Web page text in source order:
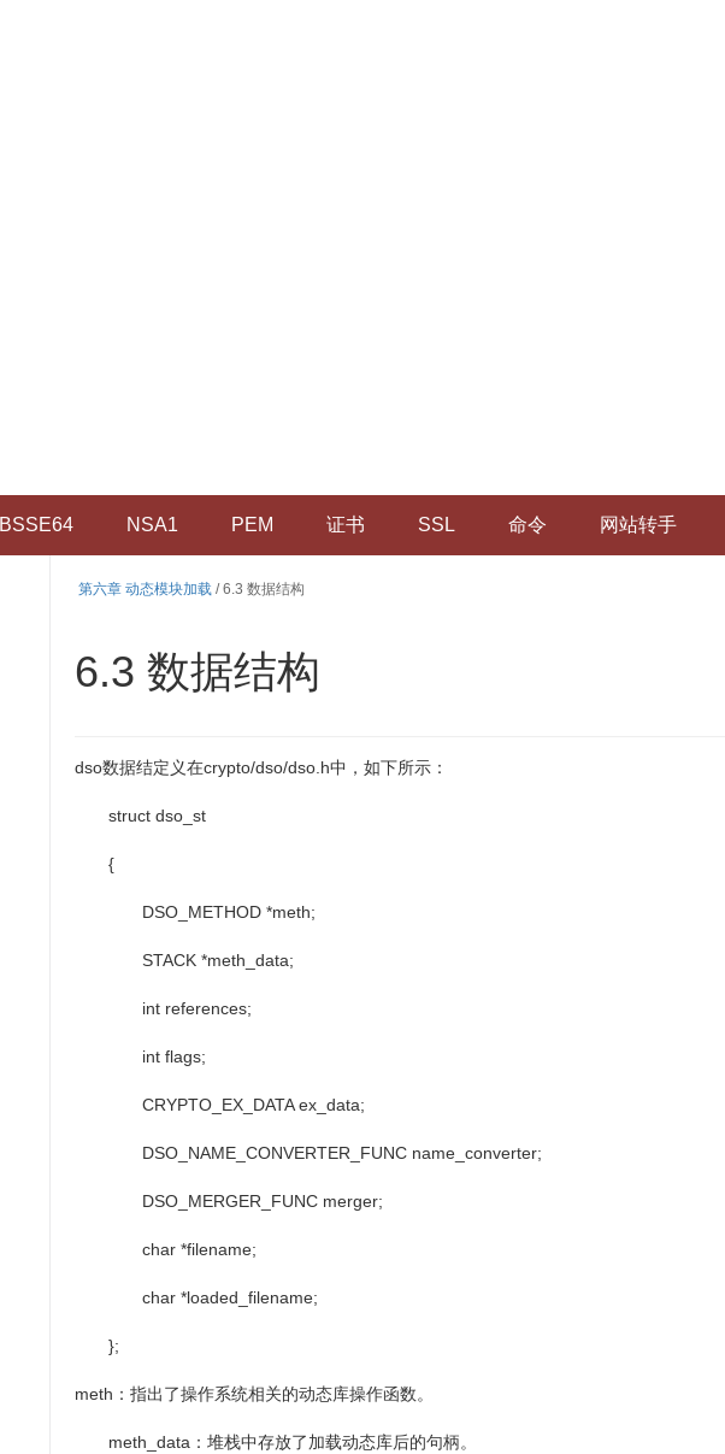
BSSE64 NSA1 PEM 证书 SSL 命令 网站转手
第六章 动态模块加载 / 6.3 数据结构
6.3 数据结构
dso数据结定义在crypto/dso/dso.h中，如下所示：
struct dso_st
{
DSO_METHOD *meth;
STACK *meth_data;
int references;
int flags;
CRYPTO_EX_DATA ex_data;
DSO_NAME_CONVERTER_FUNC name_converter;
DSO_MERGER_FUNC merger;
char *filename;
char *loaded_filename;
};
meth ：指出了操作系统相关的动态库操作函数。
meth_data ：堆栈中存放了加载动态库后的句柄。